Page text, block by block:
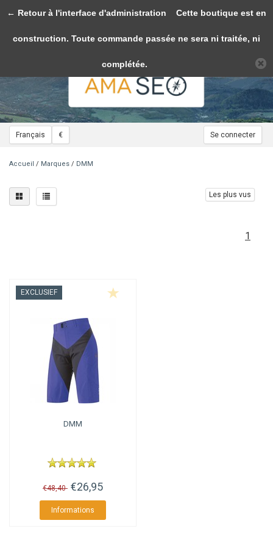
Français € Se connecter
Toggle
Accueil / Marques / DMM
Les plus vus
1
EXCLUSIEF
DMM
€48,40 €26,95
Informations
Veuillez accepter les cookies afin de rendre ce site plus fonctionnel. D'accord?
← Retour à l'interface d'administration Cette boutique est en
construction. Toute commande passée ne sera ni traitée, ni
complétée.